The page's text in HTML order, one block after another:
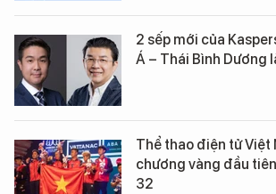
2 sếp mới của
Á – Thái Bình Dương
Thể thao điện tử Việt
chương vàng đầu
32